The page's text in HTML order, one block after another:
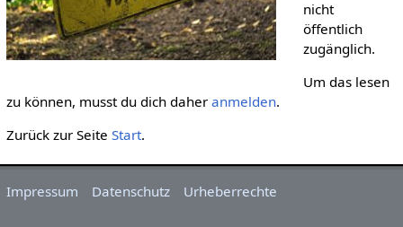
nicht
öffentlich
zugänglich.
Um das lesen
zu können, musst du dich daher anmelden.
Zurück zur Seite Start.
Impressum Datenschutz Urheberrechte